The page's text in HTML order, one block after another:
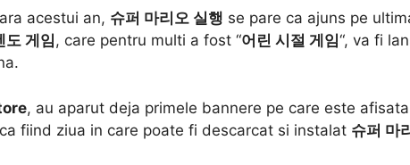
acestui an, 슈퍼 마리오 실행 se pare ca ajuns pe
도 게임, care pentru multi a fost “어린 시절 게임“, va fi
, au aparut deja primele bannere pe care este
fiind ziua in care poate fi descarcat si instalat 슈퍼 마